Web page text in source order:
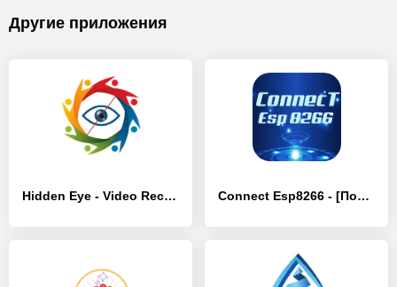
Другие приложения
Hidden Eye - Video Recorder - [Полная версия] Connect Esp8266 - [Полная версия]